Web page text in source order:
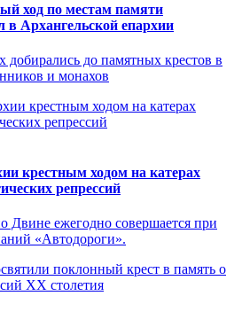
ход по местам памяти
Архангельской епархии
добирались до памятных крестов в
и монахов
крестным ходом на катерах
репрессий
Двине ежегодно совершается при
«Автодороги».